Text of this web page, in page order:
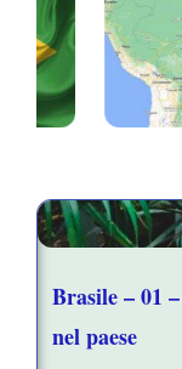
Brasile – 01
nel paese